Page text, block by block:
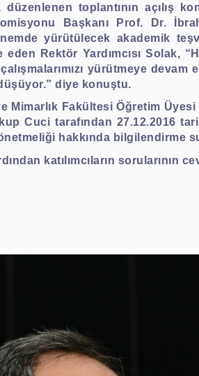
toplantının açılış
Başkanı Prof. Dr.
yürütülecek akademik
Rektör Yardımcısı Solak,
yürütmeye
diye konuştu.
Mimarlık Fakültesi Öğretim
Cuci tarafından 27.12.2016
hakkında bilgilendirme
katılımcıların sorularının